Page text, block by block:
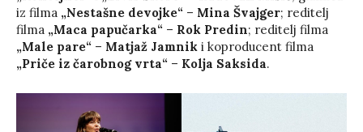
iz filma „Nestašne devojke“ – Mina Švajger; reditelj
filma „Maca papučarka“ – Rok Predin; reditelj filma
„Male pare“ – Matjaž Jamnik i koproducent filma
„Priče iz čarobnog vrta“ – Kolja Saksida.